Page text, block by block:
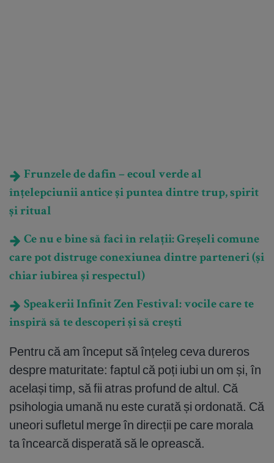
Frunzele de dafin – ecoul verde al
înțelepciunii antice și puntea dintre trup, spirit
și ritual
Ce nu e bine să faci în relații: Greșeli comune
care pot distruge conexiunea dintre parteneri (și
chiar iubirea și respectul)
Speakerii Infinit Zen Festival: vocile care te
inspiră să te descoperi și să crești
Pentru că am început să înțeleg ceva dureros
despre maturitate: faptul că poți iubi un om și, în
același timp, să fii atras profund de altul. Că
psihologia umană nu este curată și ordonată. Că
uneori sufletul merge în direcții pe care morala
ta încearcă disperată să le oprească.